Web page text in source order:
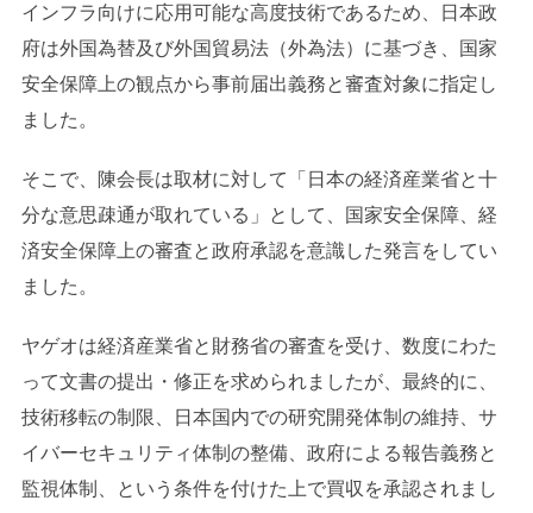
インフラ向けに応用可能な高度技術であるため、日本政
府は外国為替及び外国貿易法（外為法）に基づき、国家
安全保障上の観点から事前届出義務と審査対象に指定し
ました。
そこで、陳会長は取材に対して「日本の経済産業省と十
分な意思疎通が取れている」として、国家安全保障、経
済安全保障上の審査と政府承認を意識した発言をしてい
ました。
ヤゲオは経済産業省と財務省の審査を受け、数度にわた
って文書の提出・修正を求められましたが、最終的に、
技術移転の制限、日本国内での研究開発体制の維持、サ
イバーセキュリティ体制の整備、政府による報告義務と
監視体制、という条件を付けた上で買収を承認されまし